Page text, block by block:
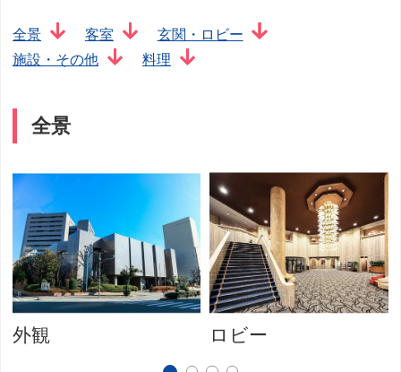
全景 客室
玄関・ロビー
施設・その他
料理
全景
外観 ロビー